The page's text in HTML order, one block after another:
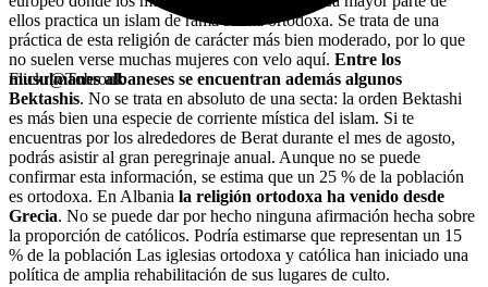
Flickr@Tobrouk
ellos practica un islam de rama sunita ortodoxa. Se trata de una
práctica de esta religión de carácter más bien moderado, por lo que
no suelen verse muchas mujeres con velo aquí. Entre los
musulmanes albaneses se encuentran además algunos
Bektashis. No se trata en absoluto de una secta: la orden Bektashi
es más bien una especie de corriente mística del islam. Si te
encuentras por los alrededores de Berat durante el mes de agosto,
podrás asistir al gran peregrinaje anual. Aunque no se puede
confirmar esta información, se estima que un 25 % de la población
es ortodoxa. En Albania la religión ortodoxa ha venido desde
Grecia. No se puede dar por hecho ninguna afirmación hecha sobre
la proporción de católicos. Podría estimarse que representan un 15
% de la población Las iglesias ortodoxa y católica han iniciado una
política de amplia rehabilitación de sus lugares de culto.